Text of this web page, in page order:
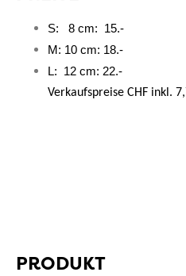
S: 8 cm: 15.-
M: 10 cm: 18.-
L: 12 cm: 22.-
Verkaufspreise CHF inkl.
PRODUKT